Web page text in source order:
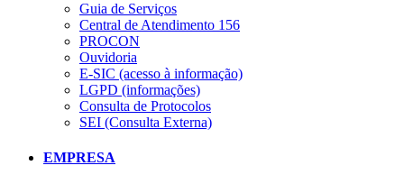
Guia de Serviços
Central de Atendimento 156
PROCON
Ouvidoria
E-SIC (acesso à informação)
LGPD (informações)
Consulta de Protocolos
SEI (Consulta Externa)
EMPRESA